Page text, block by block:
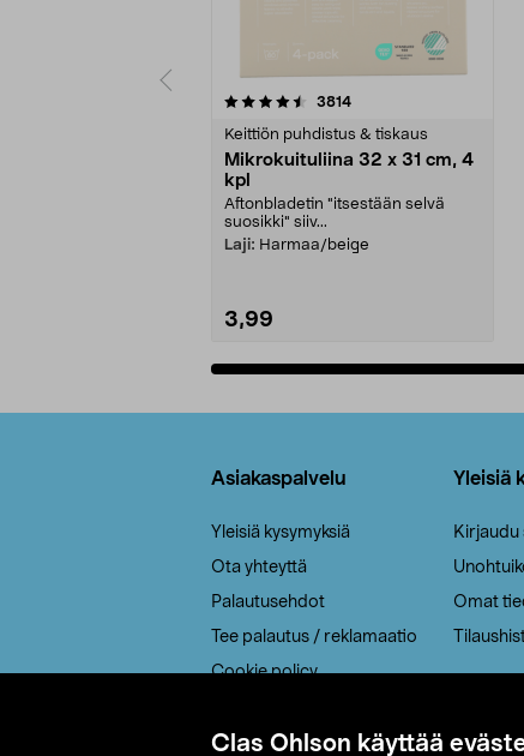
Clas Ohlson käyttää
3814arvostelut
Keittiön puhdistus & tiskaus
Mikrokuituliina 32 x 31 cm, 4
kpl
Aftonbladetin "itsestään selvä
suosikki" siiv...
Laji: Harmaa/beige
3,99
4.5viidestä
Asiakaspalvelu
Yleisiä kysymyksiä
Ota yhteyttä
Palautusehdot
Tee palautus / reklamaatio
Cookie policy
Saavutettavuus
Yleisiä
Kirjaudu
Omat